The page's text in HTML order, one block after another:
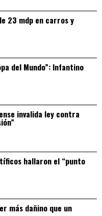
23 mdp en carros y
del Mundo”: Infantino
invalida ley contra
hallaron el “punto
más dañino que un